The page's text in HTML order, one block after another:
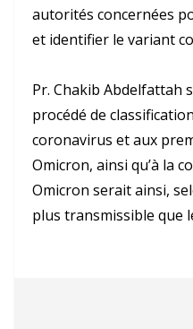
autorités concernées
et identifier le variant
Pr. Chakib Abdelfattah
procédé de
coronavirus et aux
Omicron, ainsi qu’à la
Omicron serait ainsi,
plus transmissible que